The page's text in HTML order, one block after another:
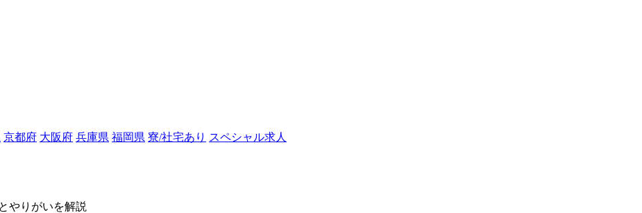
京都府 大阪府 兵庫県 福岡県 寮/社宅あり スペシャル求人
やりがいを解説